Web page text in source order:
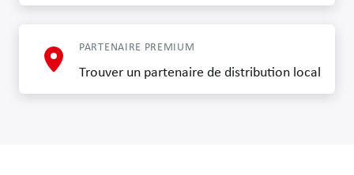
PARTENAIRE PREMIUM
Trouver un partenaire de distribution local